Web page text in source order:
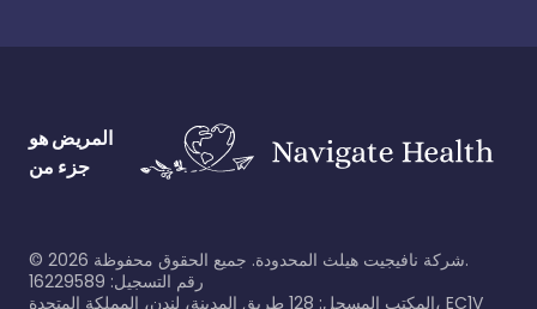
المريض هو
جزء من
© 2026
شركة نافيجيت هيلث المحدودة. جميع الحقوق محفوظة.
رقم التسجيل: 16229589
المكتب المسجل: 128 طريق المدينة، لندن، المملكة المتحدة، EC1V